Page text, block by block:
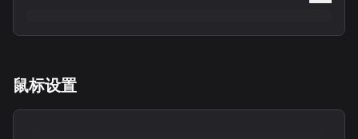
鼠标设置